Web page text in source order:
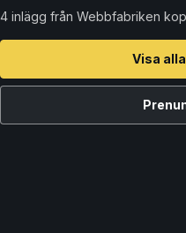
4 inlägg från Webbfabriken
Visa